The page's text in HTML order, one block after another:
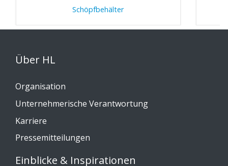
Schöpfbehälter
Über HL
Organisation
Unternehmerische Verantwortung
Karriere
Pressemitteilungen
Einblicke & Inspirationen